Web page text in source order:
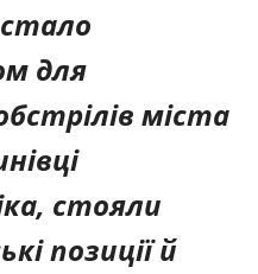
для
міста
стояли
позиції й